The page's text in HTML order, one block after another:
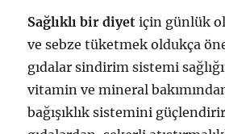
Sağlıklı bir diyet için günlük
ve sebze tüketmek oldukça
gıdalar sindirim sistemi
vitamin ve mineral
bağışıklık sistemini